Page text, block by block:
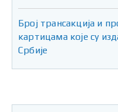
Број трансакција и
картицама које су
Србије